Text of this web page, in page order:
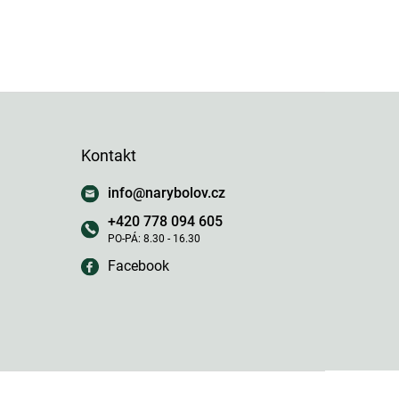
Kontakt
info@narybolov.cz
+420 778 094 605
Facebook